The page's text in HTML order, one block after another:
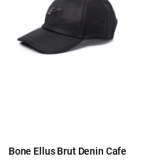
Bone Ellus Brut Denin Cafe